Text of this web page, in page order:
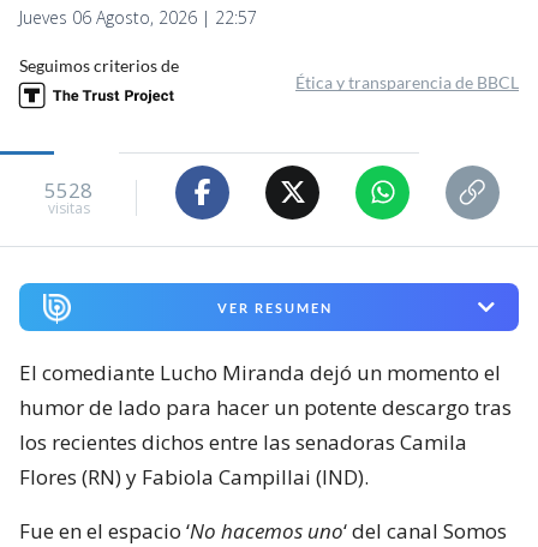
Jueves 06 Agosto, 2026 | 22:57
Seguimos criterios de
Ética y transparencia de BBCL
5528
visitas
VER RESUMEN
El comediante Lucho Miranda dejó un momento el
humor de lado para hacer un potente descargo tras
los recientes dichos entre las senadoras Camila
Flores (RN) y Fabiola Campillai (IND).
Fue en el espacio ‘No hacemos uno‘ del canal Somos